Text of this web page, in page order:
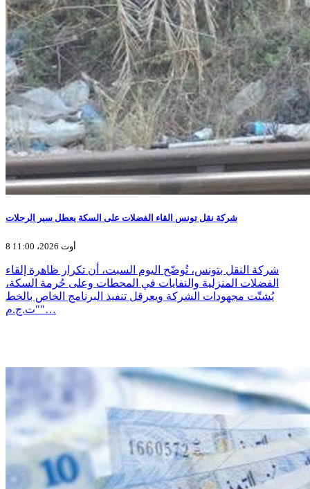
شركة نقل تونس القاء الفضلات على السكة يعطل سير الرحلات
8 أوت 2026، 11:00
شركة النقل بتونس، تُوضّح اليوم السبت، أن تكرار ظاهرة إلقاء
الفضلات المنزلية والنفايات في المحطات وعلى حُرمة السكة،
يُشتّت مجهودات الشركة ويعرقل تنفيذ البرنامج الخاص بالخط
"ت.ج.م"…